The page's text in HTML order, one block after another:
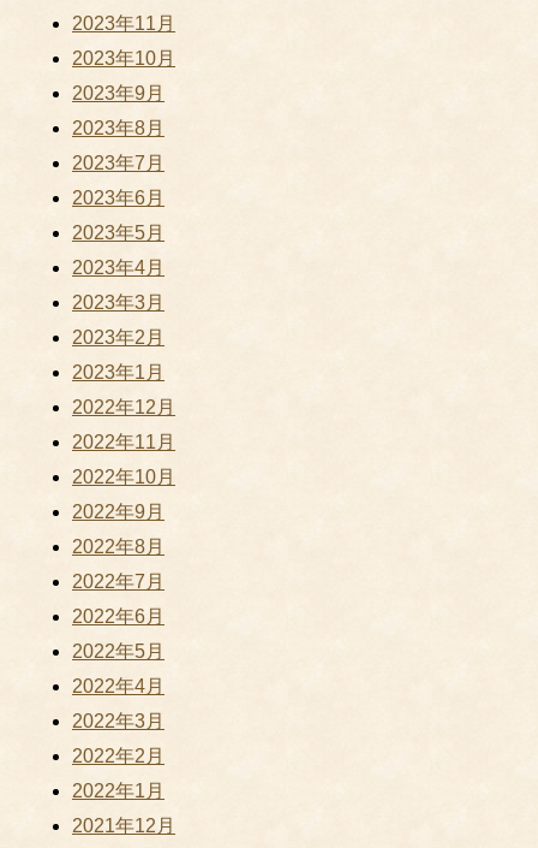
2023年11月
2023年10月
2023年9月
2023年8月
2023年7月
2023年6月
2023年5月
2023年4月
2023年3月
2023年2月
2023年1月
2022年12月
2022年11月
2022年10月
2022年9月
2022年8月
2022年7月
2022年6月
2022年5月
2022年4月
2022年3月
2022年2月
2022年1月
2021年12月